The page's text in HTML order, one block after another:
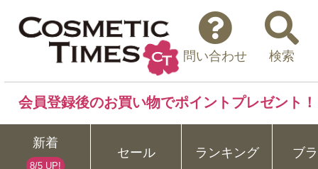
問い合わせ 検索
会員登録後のお買い物でポイントプレゼント！
新着
8/5 UP!
セール ランキング ブ